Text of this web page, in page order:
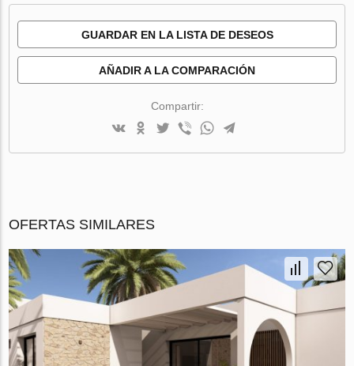
GUARDAR EN LA LISTA DE DESEOS
AÑADIR A LA COMPARACIÓN
Compartir:
OFERTAS SIMILARES